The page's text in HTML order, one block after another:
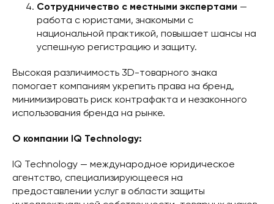
Сотрудничество с местными экспертами —
работа с юристами, знакомыми с
национальной практикой, повышает шансы на
успешную регистрацию и защиту.
Высокая различимость 3D-товарного знака
помогает компаниям укрепить права на бренд,
минимизировать риск контрафакта и незаконного
использования бренда на рынке.
О компании IQ Technology:
IQ Technology — международное юридическое
агентство, специализирующееся на
предоставлении услуг в области защиты